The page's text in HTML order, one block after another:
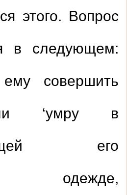
этого. Вопрос
в следующем:
совершить
‘умру в
его
одежде,